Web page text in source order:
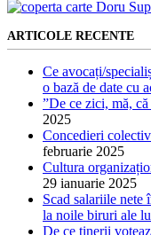
ARTICOLE RECENTE
Ce avocați/
o bază de date cu
”De ce zici, mă,
2025
Concedieri
februarie 2025
Cultura
29 ianuarie 2025
Scad salariile nete
la noile biruri ale
De ce tinerii